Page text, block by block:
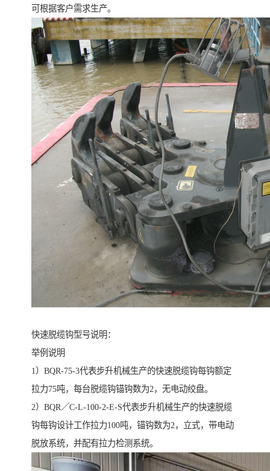
可根据客户需求生产。
快速脱缆钩型号说明：
举例说明
1）BQR-75-3代表步升机械生产的快速脱缆钩每钩额定
拉力75吨，每台脱缆钩锚钩数为2，无电动绞盘。
2）BQR／C-L-100-2-E-S代表步升机械生产的快速脱缆
钩每钩设计工作拉力100吨，锚钩数为2，立式，带电动
脱放系统，并配有拉力检测系统。